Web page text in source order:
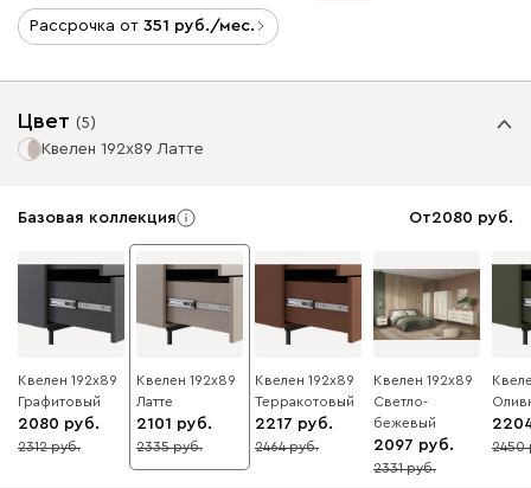
Рассрочка от 351 /мес.
Цвет (5)
Квелен 192x89 Латте
Базовая коллекция От2080
Квелен 192x89
Графитовый
2080
10
2312
Квелен 192x89
Латте
2101
10
2335
Квелен 192x89
Терракотовый
2217
10
2464
Квелен 192x89
Светло-
бежевый
2097
10
2331
10
2450